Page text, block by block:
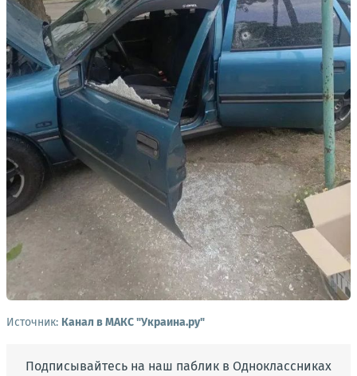
Источник: Канал в МАКС "Украина.ру"
Подписывайтесь на наш паблик в Одноклассниках